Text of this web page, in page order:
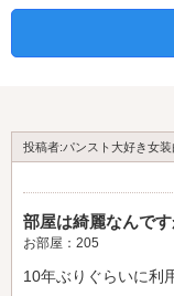
投稿者:パンスト大好き女
部屋は綺麗なんで
お部屋：205
10年ぶりぐらいに利